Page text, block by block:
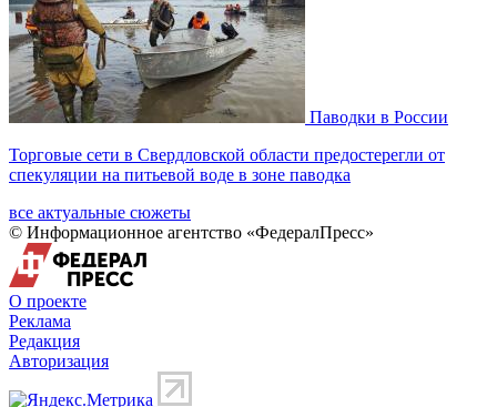
Паводки в России
Торговые сети в Свердловской области предостерегли от
спекуляции на питьевой воде в зоне паводка
все актуальные сюжеты
© Информационное агентство «ФедералПресс»
О проекте
Реклама
Редакция
Авторизация